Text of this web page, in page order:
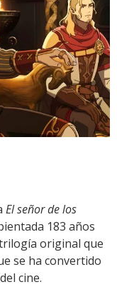
El señor de los
183 años
original que
se ha convertido
cine.